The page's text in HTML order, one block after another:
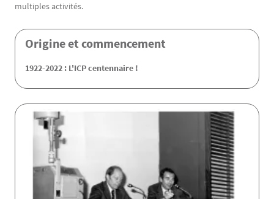
multiples activités.
Origine et commencement
1922-2022 : L'ICP centennaire !